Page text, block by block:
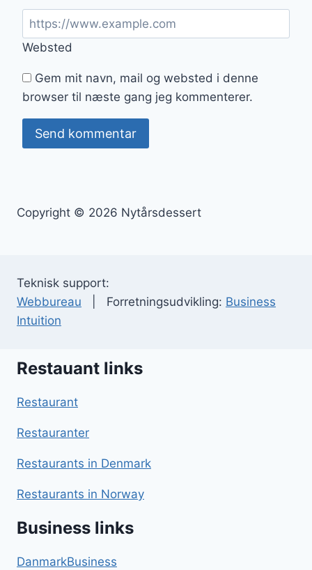
Websted
Gem mit navn, mail og websted i denne
browser til næste gang jeg kommenterer.
Copyright © 2026 Nytårsdessert
Teknisk support:
Webbureau | Forretningsudvikling: Business
Intuition
Restauant links
Restaurant
Restauranter
Restaurants in Denmark
Restaurants in Norway
Business links
DanmarkBusiness